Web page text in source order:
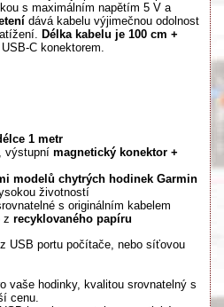
s maximálním napětím 5 V a
dává kabelu výjimečnou odolnost
Délka kabelu je 100 cm +
C konektorem.
1 metr
, výstupní magnetický konektor +
modelů chytrých hodinek Garmin
životností
s originálním kabelem
z recyklovaného papíru
USB portu počítače, nebo síťovou
vaše hodinky, kvalitou srovnatelný s
cenu.